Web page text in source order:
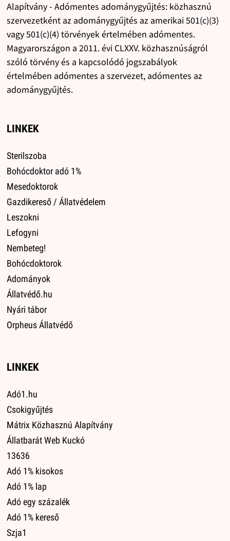
Alapítvány - Adómentes adománygyűjtés: közhasznú
szervezetként az adománygyűjtés az amerikai 501(c)(3)
vagy 501(c)(4) törvények értelmében adómentes.
Magyarországon a 2011. évi CLXXV. közhasznúságról
szóló törvény és a kapcsolódó jogszabályok
értelmében adómentes a szervezet, adómentes az
adománygyűjtés.
LINKEK
Sterilszoba
Bohócdoktor adó 1%
Mesedoktorok
Gazdikereső / Állatvédelem
Leszokni
Lefogyni
Nembeteg!
Bohócdoktorok
Adományok
Állatvédő.hu
Nyári tábor
Orpheus Állatvédő
LINKEK
Adó1.hu
Csokigyűjtés
Mátrix Közhasznú Alapítvány
Állatbarát Web Kuckó
13636
Adó 1% kisokos
Adó 1% lap
Adó egy százalék
Adó 1% kereső
Szja1